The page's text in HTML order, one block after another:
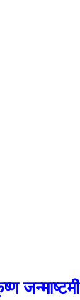
जन्माष्टमी